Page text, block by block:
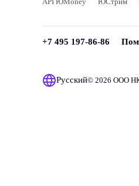
+7 495 197-86-86
Русский© 2026 ООО